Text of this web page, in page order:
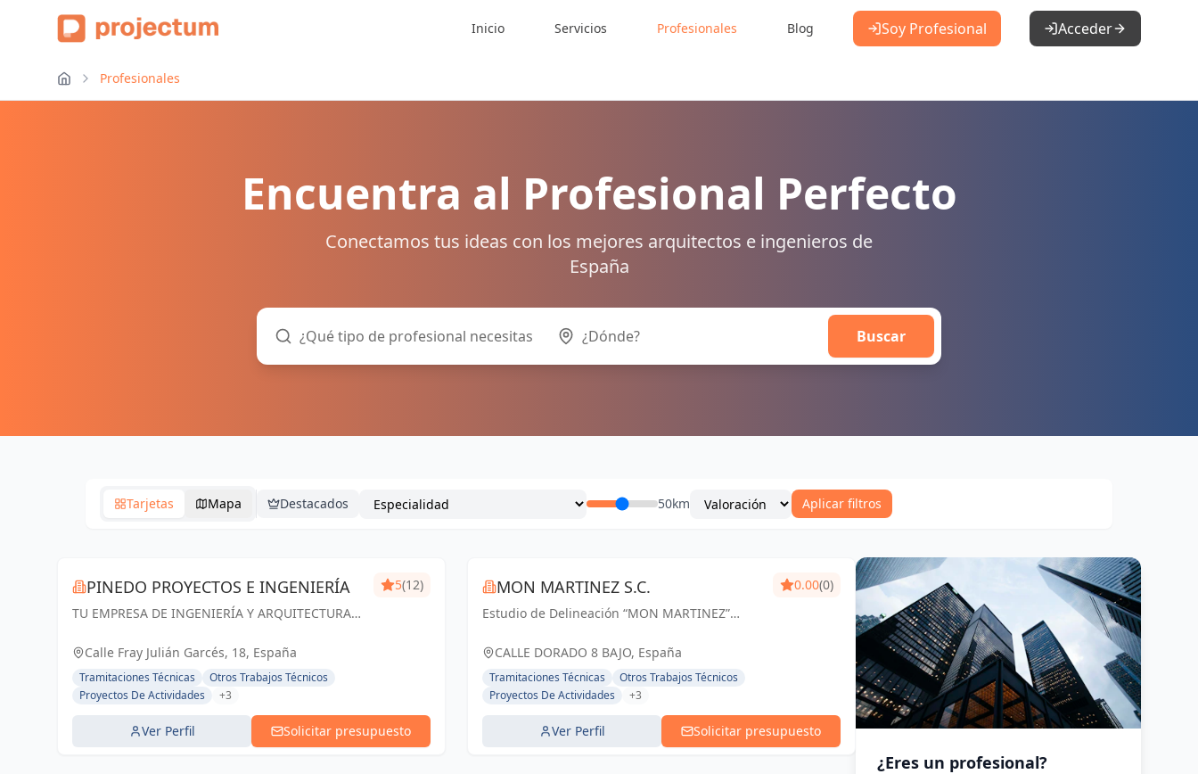
Inicio Servicios Profesionales Blog Soy Profesional Acceder
Profesionales
Encuentra al Profesional Perfecto
Conectamos tus ideas con los mejores arquitectos e ingenieros de
España
Buscar
Tarjetas Mapa Destacados 50km Aplicar filtros
PINEDO PROYECTOS E INGENIERÍA
TU EMPRESA DE INGENIERÍA Y ARQUITECTURA
Ingeniería y Arquitectura, Licencias de apertura
y Gestión de Obras
5(12)
Calle Fray Julián Garcés, 18, España
Tramitaciones Técnicas
Otros Trabajos Técnicos
Proyectos De Actividades
+3
Ver Perfil Solicitar presupuesto
MON MARTINEZ S.C.
Estudio de Delineación “MON MARTINEZ”
25 años de experiencia. Entendemos nuestro
trabajo, como parte importante de un trabajo...
0.00(0)
CALLE DORADO 8 BAJO, España
Tramitaciones Técnicas
Otros Trabajos Técnicos
Proyectos De Actividades
+3
Ver Perfil Solicitar presupuesto
¿Eres un profesional?